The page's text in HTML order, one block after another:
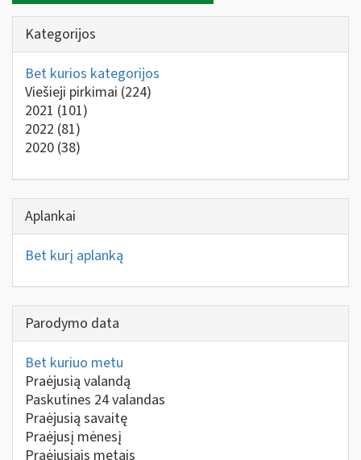
Kategorijos
Bet kurios kategorijos
Viešieji pirkimai (224)
2021 (101)
2022 (81)
2020 (38)
Aplankai
Bet kurį aplanką
Parodymo data
Bet kuriuo metu
Praėjusią valandą
Paskutines 24 valandas
Praėjusią savaitę
Praėjusį mėnesį
Praėjusiais metais